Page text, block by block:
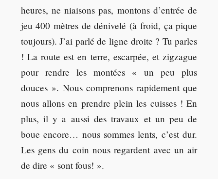
heures, ne niaisons pas, montons d’entrée de
jeu 400 mètres de dénivelé (à froid, ça pique
toujours). J’ai parlé de ligne droite ? Tu parles
! La route est en terre, escarpée, et zigzague
pour rendre les montées « un peu plus
douces ». Nous comprenons rapidement que
nous allons en prendre plein les cuisses ! En
plus, il y a aussi des travaux et un peu de
boue encore… nous sommes lents, c’est dur.
Les gens du coin nous regardent avec un air
de dire « sont fous! ».